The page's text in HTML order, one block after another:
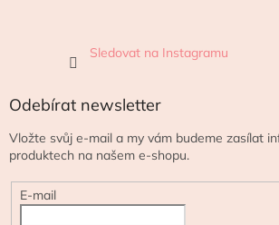
Sledovat na Instagramu
Odebírat newsletter
Vložte svůj e-mail a my vám budeme zasílat
produktech na našem e-shopu.
E-mail